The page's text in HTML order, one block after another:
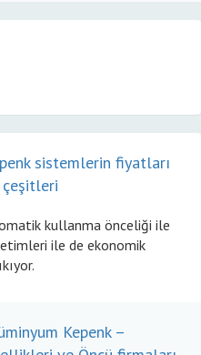
sistemlerin fiyatları
kullanma önceliği ile
ile de ekonomik
Kepenk –